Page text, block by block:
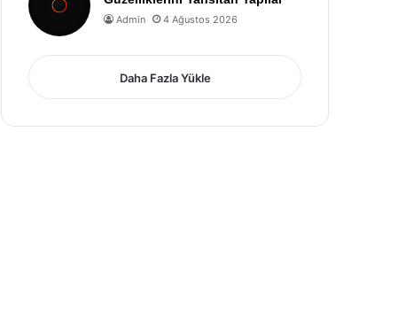
Admin 4 Ağustos 2026
Daha Fazla Yükle